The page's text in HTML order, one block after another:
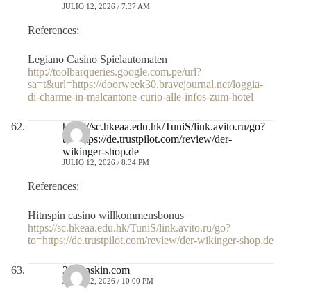
JULIO 12, 2026 / 7:37 AM
References:
Legiano Casino Spielautomaten
http://toolbarqueries.google.com.pe/url?
sa=t&url=https://doorweek30.bravejournal.net/loggia-
di-charme-in-malcantone-curio-alle-infos-zum-hotel
https://sc.hkeaa.edu.hk/TuniS/link.avito.ru/go?
to=https://de.trustpilot.com/review/der-
wikinger-shop.de
JULIO 12, 2026 / 8:34 PM
References:
Hitnspin casino willkommensbonus
https://sc.hkeaa.edu.hk/TuniS/link.avito.ru/go?
to=https://de.trustpilot.com/review/der-wikinger-shop.de
2.ownskin.com
JULIO 12, 2026 / 10:00 PM